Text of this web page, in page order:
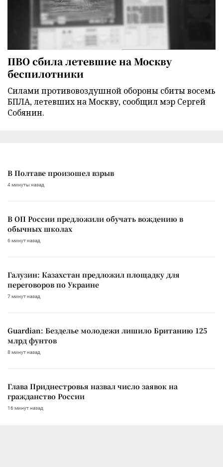
ПВО сбила летевшие на Москву
беспилотники
Силами противовоздушной обороны сбиты восемь
БПЛА, летевших на Москву, сообщил мэр Сергей
Собянин.
В Полтаве произошел взрыв
4 минуты назад
В ОП России предложили обучать вождению в
обычных школах
6 минут назад
Галузин: Казахстан предложил площадку для
переговоров по Украине
7 минут назад
Guardian: Безделье молодежи лишило Британию 125
млрд фунтов
8 минут назад
Глава Приднестровья назвал число заявок на
гражданство России
16 минут назад